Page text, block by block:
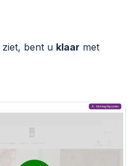
ziet, bent u klaar met